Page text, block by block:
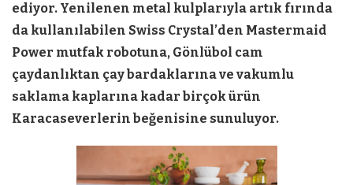
ediyor. Yenilenen metal kulplarıyla artık fırında
da kullanılabilen Swiss Crystal’den Mastermaid
Power mutfak robotuna, Gönlübol cam
çaydanlıktan çay bardaklarına ve vakumlu
saklama kaplarına kadar birçok ürün
Karacaseverlerin beğenisine sunuluyor.